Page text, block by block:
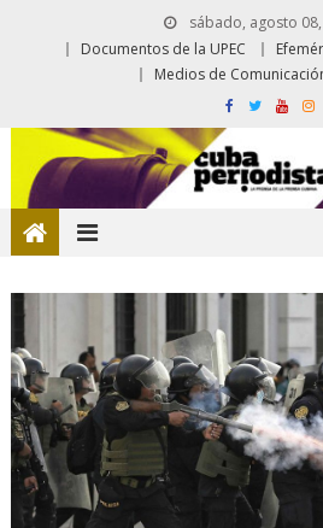
sábado, agosto
Documentos de la UPEC
Medios de